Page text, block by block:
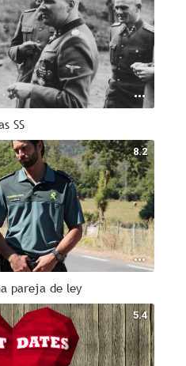
SS
8.2
pareja de ley
5.4